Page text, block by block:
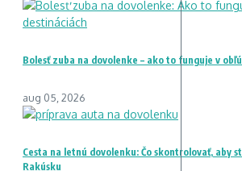
Bolesť zuba na dovolenke – ako to funguje v
aug 05, 2026
Cesta na letnú dovolenku: Čo skontrolovať, aby
Rakúsku